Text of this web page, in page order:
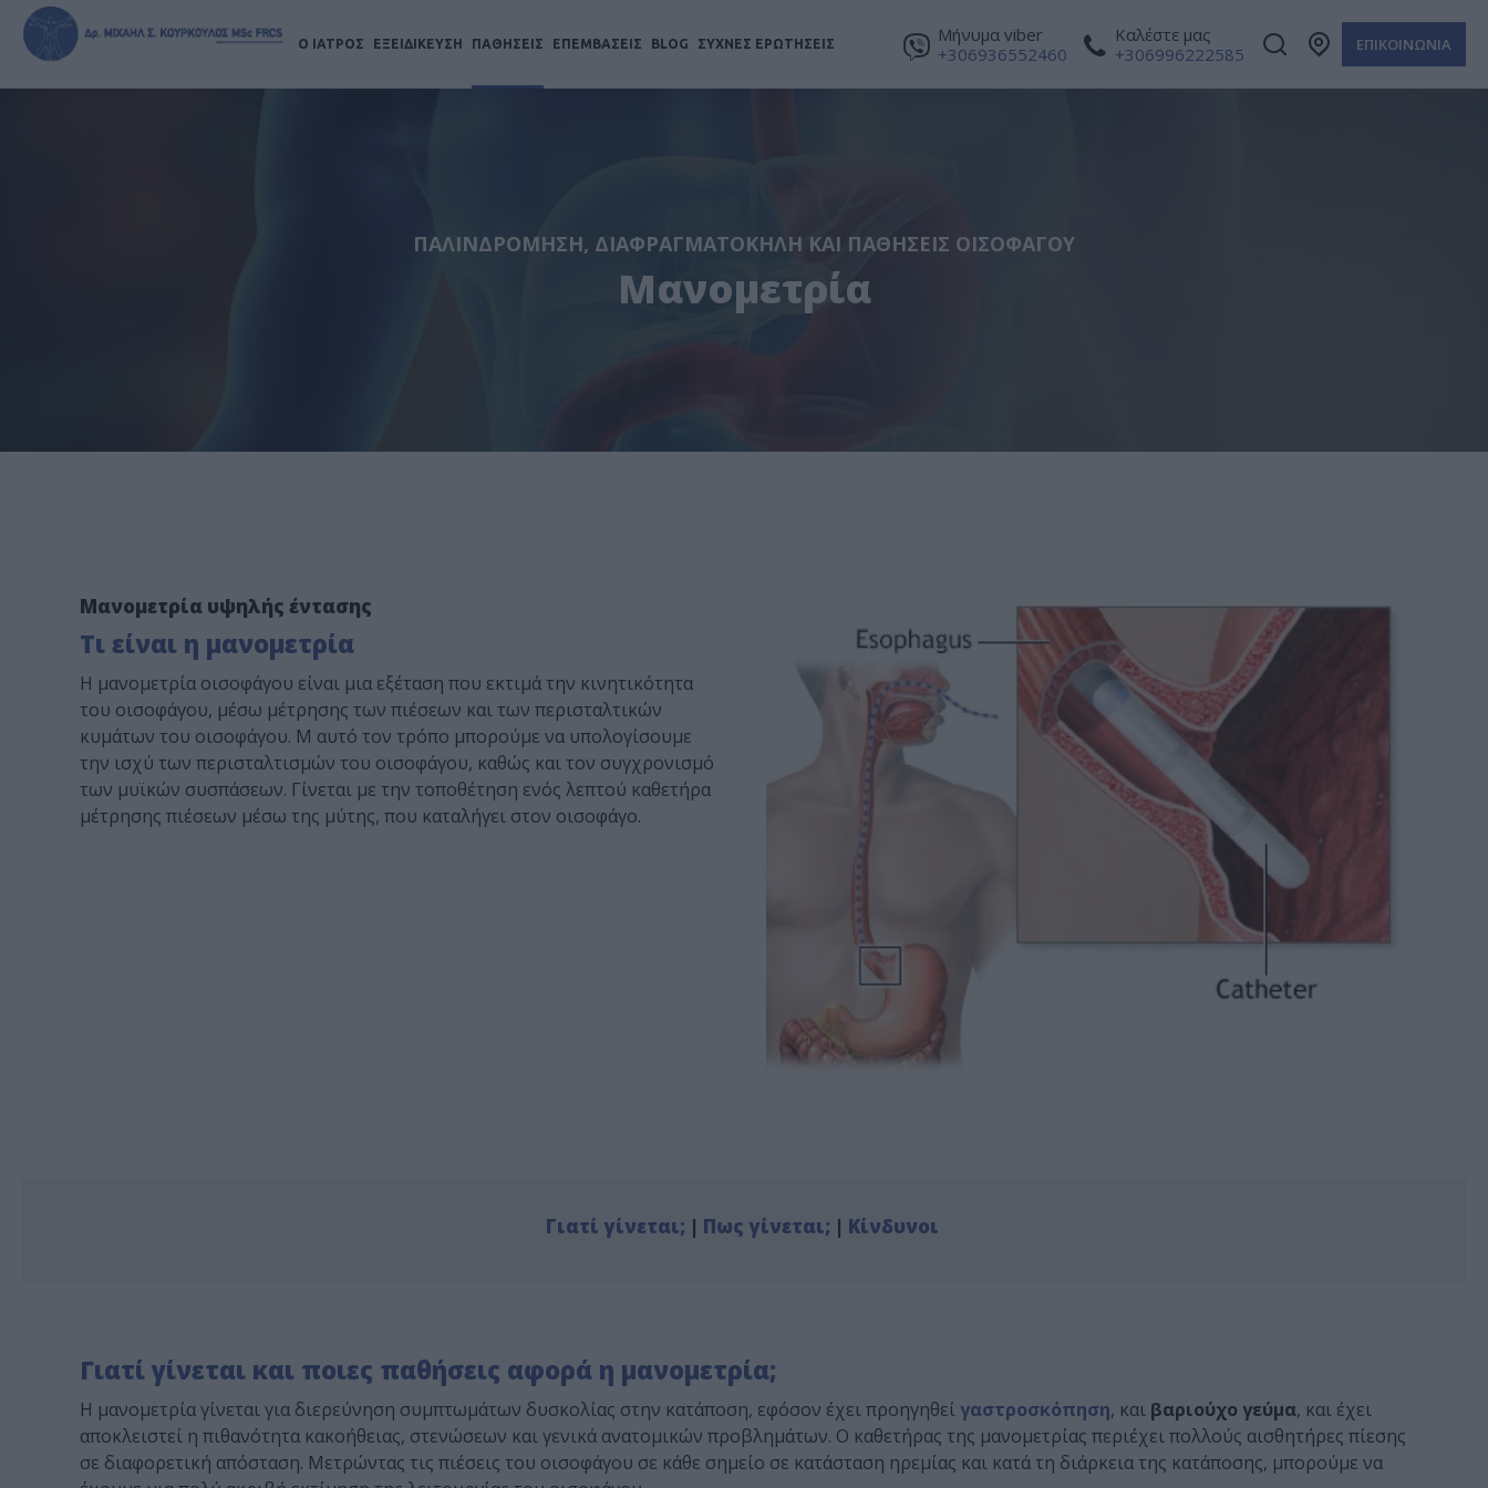
Μήνυμα viber
+306936552460
Καλέστε μας
+306996222585
ΕΠΙΚΟΙΝΩΝΙΑ
Ο ΙΑΤΡΟΣ ΕΞΕΙΔΙΚΕΥΣΗ ΠΑΘΗΣΕΙΣ ΕΠΕΜΒΑΣΕΙΣ BLOG ΣΥΧΝΕΣ ΕΡΩΤΗΣΕΙΣ
ΠΑΛΙΝΔΡΌΜΗΣΗ, ΔΙΑΦΡΑΓΜΑΤΟΚΉΛΗ ΚΑΙ ΠΑΘΉΣΕΙΣ ΟΙΣΟΦΆΓΟΥ
Μανομετρία
Μανομετρία υψηλής έντασης
Τι είναι η μανομετρία
Η μανομετρία οισοφάγου είναι μια εξέταση που εκτιμά την κινητικότητα
του οισοφάγου, μέσω μέτρησης των πιέσεων και των περισταλτικών
κυμάτων του οισοφάγου. Μ αυτό τον τρόπο μπορούμε να υπολογίσουμε
την ισχύ των περισταλτισμών του οισοφάγου, καθώς και τον συγχρονισμό
των μυϊκών συσπάσεων. Γίνεται με την τοποθέτηση ενός λεπτού καθετήρα
μέτρησης πιέσεων μέσω της μύτης, που καταλήγει στον οισοφάγο.
Γιατί γίνεται; | Πως γίνεται; | Κίνδυνοι
Γιατί γίνεται και ποιες παθήσεις αφορά η μανομετρία;
Η μανομετρία γίνεται για διερεύνηση συμπτωμάτων δυσκολίας στην κατάποση, εφόσον έχει προηγηθεί γαστροσκόπηση, και βαριούχο γεύμα, και έχει
αποκλειστεί η πιθανότητα κακοήθειας, στενώσεων και γενικά ανατομικών προβλημάτων. Ο καθετήρας της μανομετρίας περιέχει πολλούς αισθητήρες πίεσης
σε διαφορετική απόσταση. Μετρώντας τις πιέσεις του οισοφάγου σε κάθε σημείο σε κατάσταση ηρεμίας και κατά τη διάρκεια της κατάποσης, μπορούμε να